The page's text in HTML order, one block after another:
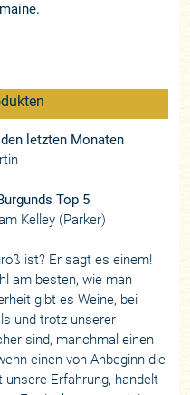
letzten Monaten
Top 5
Kelley (Parker)
ist? Er sagt es einem!
am besten, wie man
gibt es Weine, bei
und trotz unserer
sind, manchmal einen
einen von Anbeginn die
unsere Erfahrung, handelt